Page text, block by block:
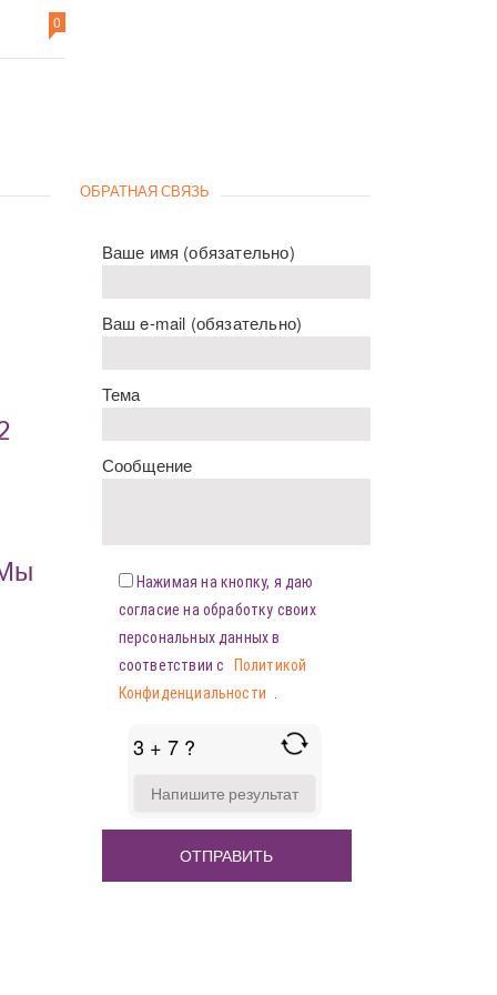
0
ОБРАТНАЯ СВЯЗЬ
Ваше имя (обязательно)
Ваш e-mail (обязательно)
Тема
Сообщение
Нажимая на кнопку, я даю
согласие на обработку своих
персональных данных в
соответствии с
Политикой
Конфиденциальности
3 + 7 ?
FOR